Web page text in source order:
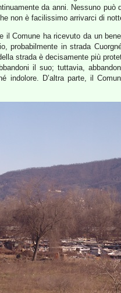
da anni. Nessuno
non è facilissimo arrivarci di
il Comune ha ricevuto da un
probabilmente in strada
strada è decisamente più
il suo; tuttavia,
indolore. D’altra parte, il